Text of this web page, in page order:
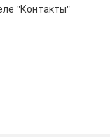
"Контакты"